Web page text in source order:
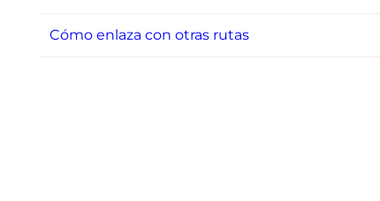
Cómo enlaza con otras rutas